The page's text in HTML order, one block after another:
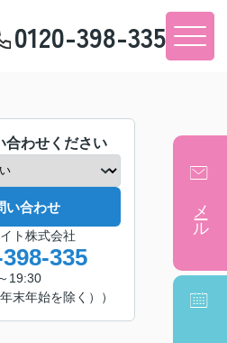
0120-398-335
合わせください
い合わせ
ト株式会社
335
19:30
末年始を除く））
メール